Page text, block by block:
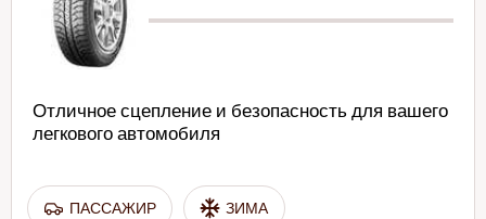
Отличное сцепление и безопасность для вашего
легкового автомобиля
ПАССАЖИР ЗИМА